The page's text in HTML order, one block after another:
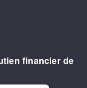
financier de